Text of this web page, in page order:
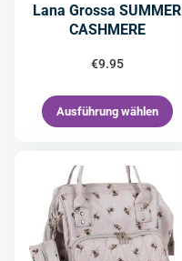
Lana Grossa SUMMER
CASHMERE
€9.95
Ausführung wählen